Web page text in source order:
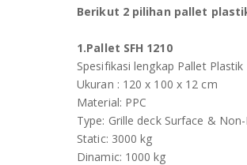
Berikut 2 pilihan pallet
1.Pallet SFH 1210
Spesifikasi lengkap Pallet Plastik
Ukuran : 120 x 100 x 12 cm
Material: PPC
Type: Grille deck Surface &
Static: 3000 kg
Dinamic: 1000 kg